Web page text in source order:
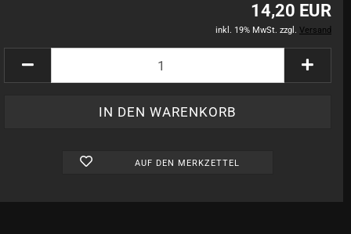
14,20 EUR
inkl. 19% MwSt. zzgl. Versand
AUF DEN MERKZETTEL